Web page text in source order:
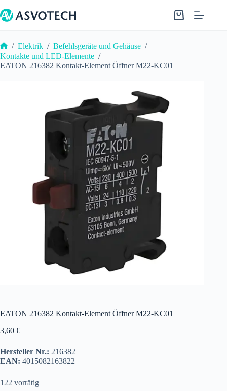
Inhalt
springen
Warenkorb
Start
/ Elektrik / Befehlsgeräte und Gehäuse /
Kontakte und LED-Elemente /
EATON 216382 Kontakt-Element Öffner M22-KC01
EATON 216382 Kontakt-Element Öffner M22-KC01
3,60 €
Hersteller Nr.: 216382
EAN: 4015082163822
122 vorrätig